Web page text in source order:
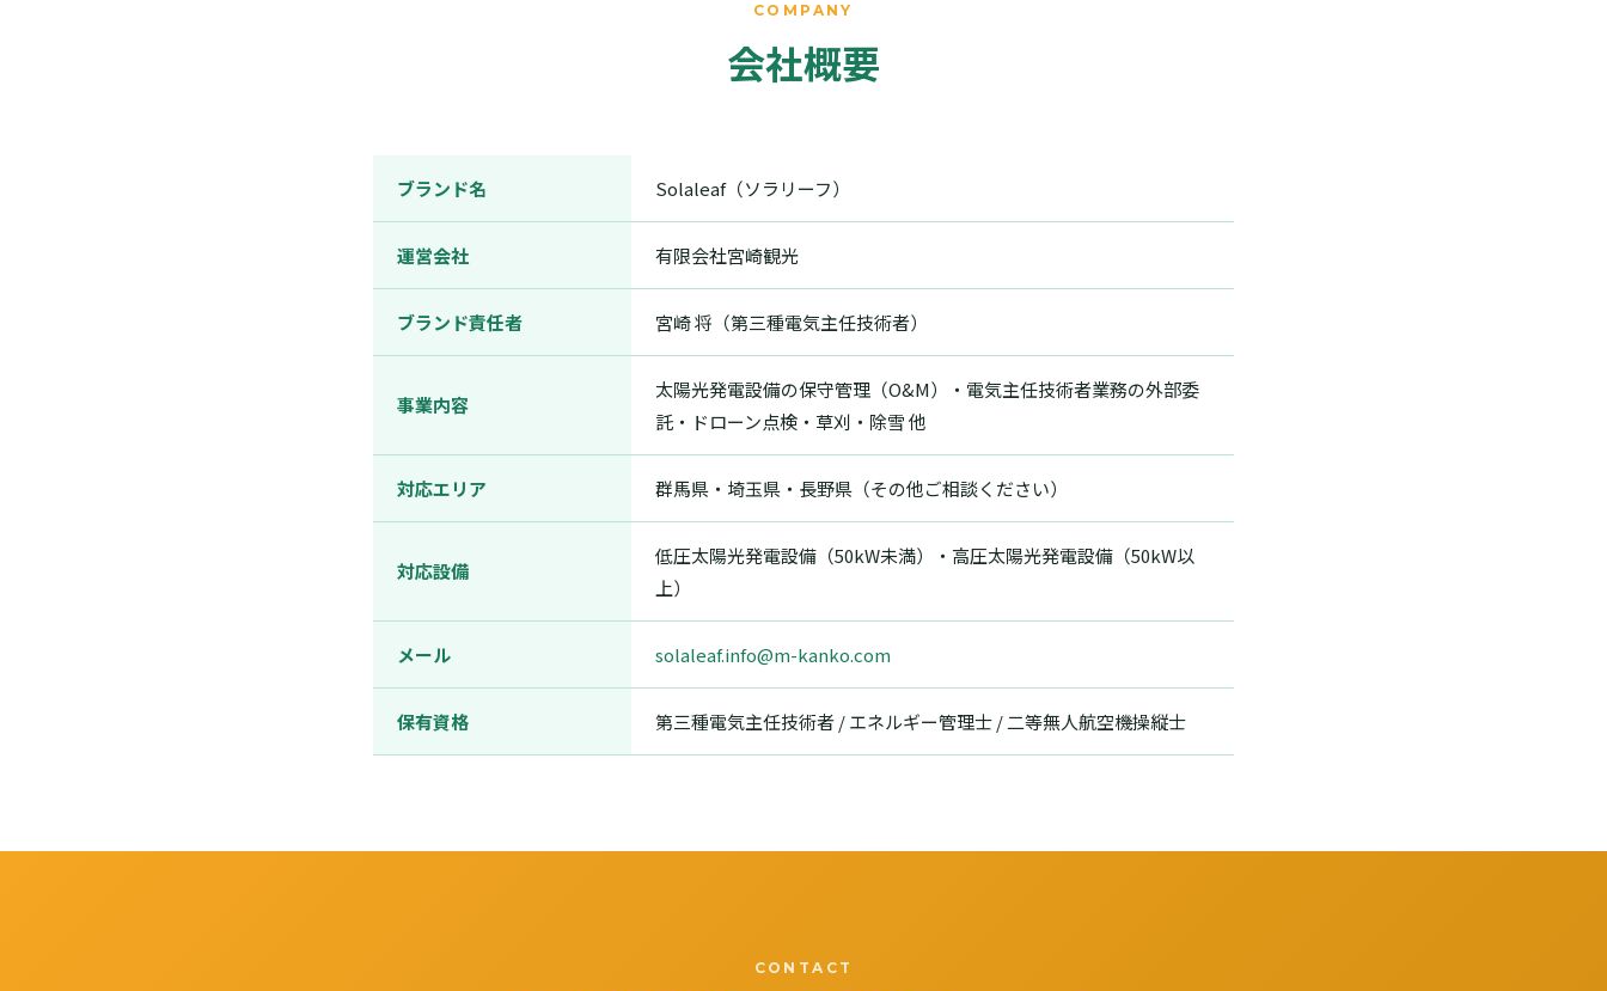
COMPANY
会社概要
ブランド名 Solaleaf（ソラリーフ）
運営会社 有限会社宮崎観光
ブランド責任者 宮崎 将（第三種電気主任技術者）
事業内容
太陽光発電設備の保守管理（O&M）・電気主任技術者業務の外部委
託・ドローン点検・草刈・除雪 他
対応エリア 群馬県・埼玉県・長野県（その他ご相談ください）
対応設備
低圧太陽光発電設備（50kW未満）・高圧太陽光発電設備（50kW以
上）
メール solaleaf.info@m-kanko.com
保有資格 第三種電気主任技術者 / エネルギー管理士 / 二等無人航空機操縦士
CONTACT